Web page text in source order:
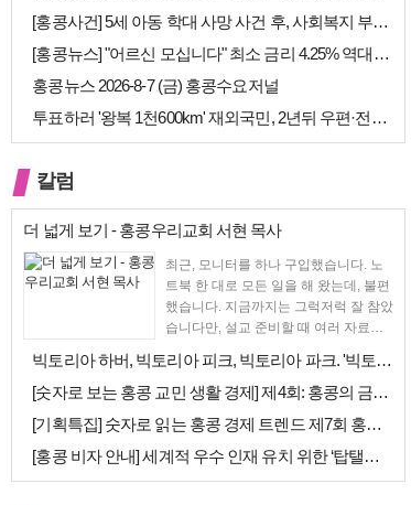
[홍콩사건] 5세 아동 학대 사망 사건 후, 사회복지 부서에 내부 검토 …
[홍콩뉴스] "어르신 모십니다" 최소 금리 4.25% 역대급 혜택, 홍콩…
홍콩뉴스 2026-8-7 (금) 홍콩수요저널
투표하러 '왕복 1천600km' 재외국민, 2년뒤 우편·전자투표 할까
칼럼
더 넓게 보기 - 홍콩우리교회 서현 목사
최근, 모니터를 하나 구입했습니다. 노
트북 한 대로 모든 일을 해 왔는데, 불편
했습니다. 지금까지는 그럭저럭 잘 참았
습니다만, 설교 준비할 때 여러 자료를
빅토리아 하버, 빅토리아 피크, 빅토리아 파크. '빅토리아’의 이름은 어…
[숫자로 보는 홍콩 교민 생활 경제] 제4회: 홍콩의 금융 — 지표 및 …
[기획특집] 숫자로 읽는 홍콩 경제 트렌드 제7회 홍콩 문화·창의 산업…
[홍콩 비자 안내] 세계적 우수 인재 유치 위한 ‘탑탤런트 비자(TTPS…